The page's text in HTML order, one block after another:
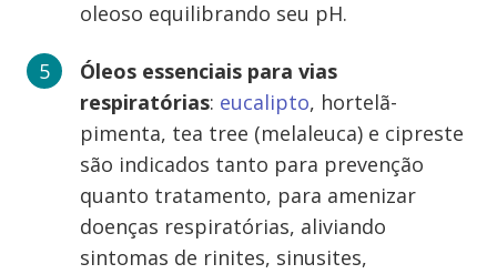
oleoso equilibrando seu pH.
Óleos essenciais para vias
respiratórias: eucalipto, hortelã-
pimenta, tea tree (melaleuca) e cipreste
são indicados tanto para prevenção
quanto tratamento, para amenizar
doenças respiratórias, aliviando
sintomas de rinites, sinusites,